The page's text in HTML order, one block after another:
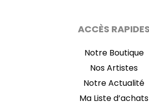
ACCÈS RAPIDES
Notre Boutique
Nos Artistes
Notre Actualité
Ma Liste d’achats